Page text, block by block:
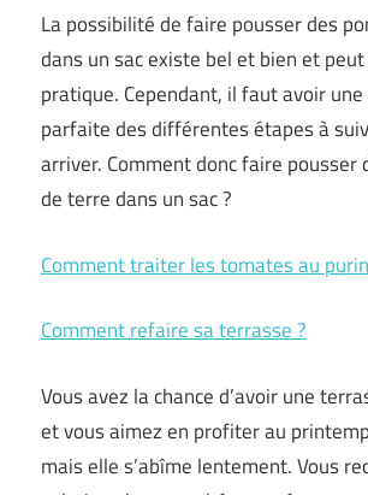
La possibilité de faire pousser des
dans un sac existe bel et bien et peut
pratique. Cependant, il faut avoir une
parfaite des différentes étapes à
arriver. Comment donc faire pousser
de terre dans un sac ?
Comment traiter les tomates au
Comment refaire sa terrasse ?
Vous avez la chance d’avoir une
et vous aimez en profiter au
mais elle s’abîme lentement. Vous